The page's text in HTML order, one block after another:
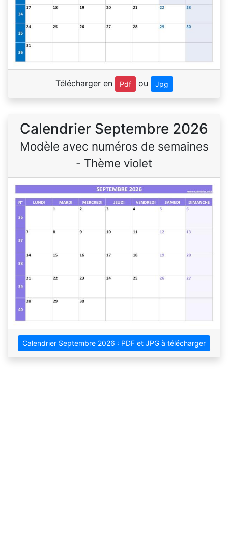
Télécharger en Pdf ou Jpg
Calendrier Septembre 2026
Modèle avec numéros de semaines
- Thème violet
Calendrier Septembre 2026 : PDF et JPG à télécharger